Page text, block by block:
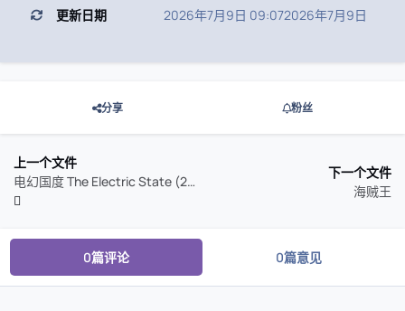
更新日期 2026年7月9日 09:072026年7月9日
分享 粉丝
上一个文件
电幻国度 The Electric State (2025)
下一个文件
海贼王
0篇评论 0篇意见